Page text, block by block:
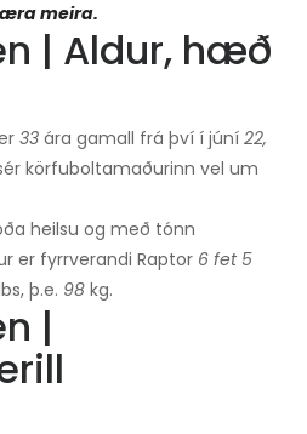
meira.
| Aldur, hæð
33 ára gamall frá því í júní 22,
körfuboltamaðurinn vel um
heilsu og með tónn
er fyrrverandi Raptor 6 fet 5
þ.e. 98 kg.
|